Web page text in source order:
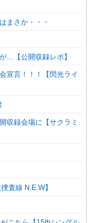
まさか・・・
…【公開収録レポ】
宣言！！！【閃光ライ
収録会場に【サクラミ
査線 N.E.W】